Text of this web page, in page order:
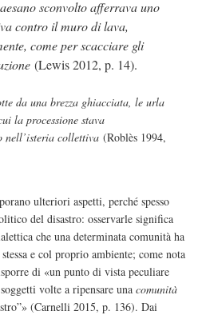
sconvolto afferrava uno
contro il muro di lava,
come per scacciare gli
(Lewis 2012, p. 14).
da una brezza ghiacciata, le urla
la processione stava
nell’isteria collettiva(Roblès 1994,
ulteriori aspetti, perché spesso
del disastro: osservarle significa
che una determinata comunità ha
e col proprio ambiente; come nota
di «un punto di vista peculiare
volte a ripensare una comunità
(Carnelli 2015, p. 136). Dai